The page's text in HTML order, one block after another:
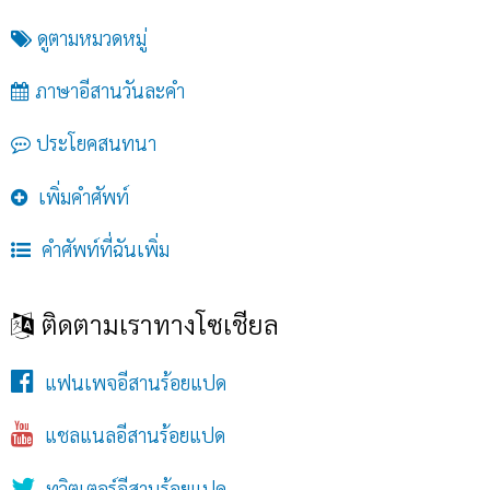
ดูตามหมวดหมู่
ภาษาอีสานวันละคำ
ประโยคสนทนา
เพิ่มคำศัพท์
คำศัพท์ที่ฉันเพิ่ม
ติดตามเราทางโซเชียล
แฟนเพจอีสานร้อยแปด
แชลแนลอีสานร้อยแปด